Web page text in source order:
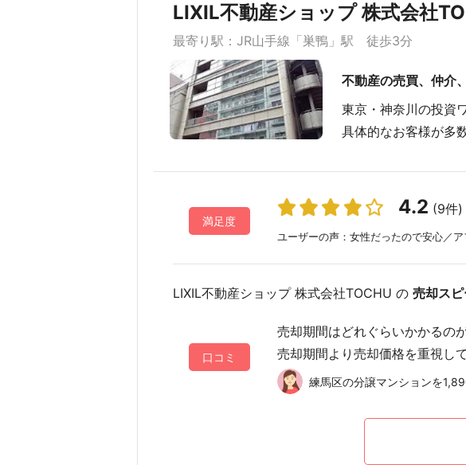
LIXIL不動産ショップ 株式会社
最寄り駅：JR山手線「巣鴨」駅 徒歩3分
不動産の売買、仲介
東京・神奈川の投資
具体的なお客様が多
満足度
4.2 (9件)
ユーザーの声：女性だったので安心／
LIXIL不動産ショップ 株式会社TOCHU の 売却ス
口コミ
売却期間はどれぐらいかかるの
売却期間より売却価格を重視し
練馬区の分譲マンションを